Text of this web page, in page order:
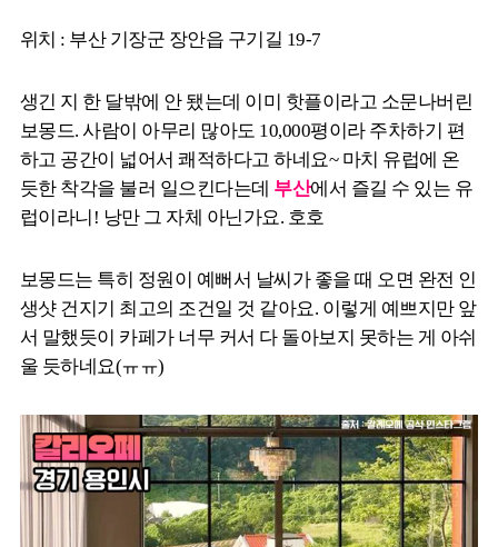
위치 : 부산 기장군 장안읍 구기길 19-7
생긴 지 한 달밖에 안 됐는데 이미 핫플이라고 소문나버린
보몽드. 사람이 아무리 많아도 10,000평이라 주차하기 편
하고 공간이 넓어서 쾌적하다고 하네요~ 마치 유럽에 온
듯한 착각을 불러 일으킨다는데 부산에서 즐길 수 있는 유
럽이라니! 낭만 그 자체 아닌가요. 호호
보몽드는 특히 정원이 예뻐서 날씨가 좋을 때 오면 완전 인
생샷 건지기 최고의 조건일 것 같아요. 이렇게 예쁘지만 앞
서 말했듯이 카페가 너무 커서 다 돌아보지 못하는 게 아쉬
울 듯하네요(ㅠㅠ)